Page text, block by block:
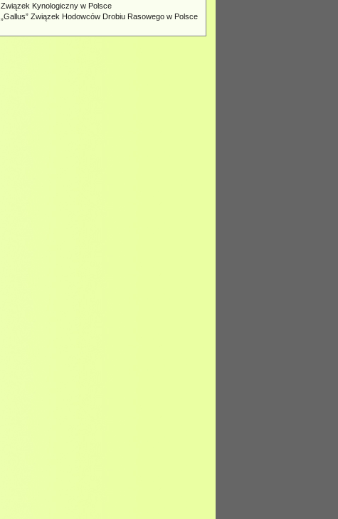
Związek Kynologiczny w Polsce
„Gallus” Związek Hodowców Drobiu Rasowego w Polsce